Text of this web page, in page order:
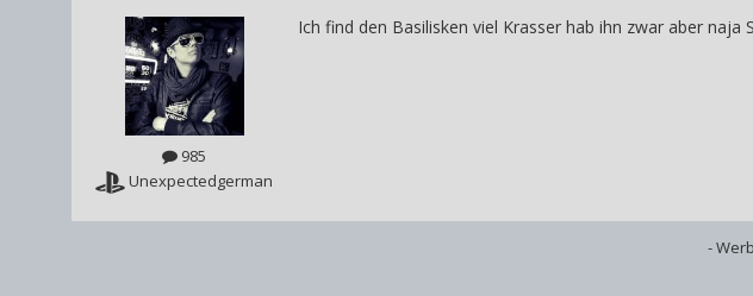
985
Unexpectedgerman
Ich find den Basilisken viel Krasser hab ihn zwar aber naja
-